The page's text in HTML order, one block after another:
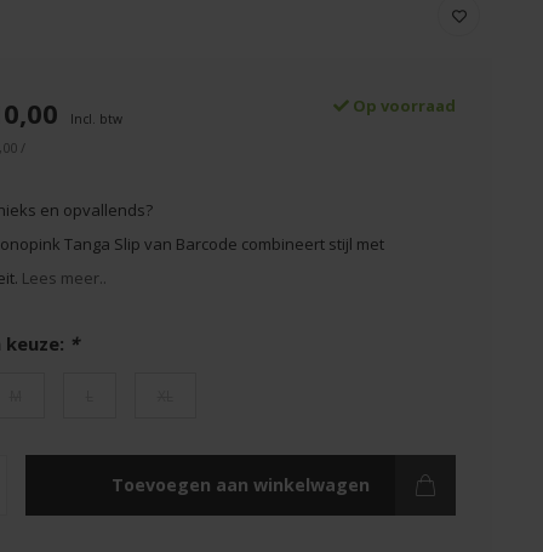
Incl. btw
Op voorraad
/
en opvallends?
Tanga Slip van Barcode combineert stijl met
Lees meer..
keuze: *
Toevoegen aan winkelwagen